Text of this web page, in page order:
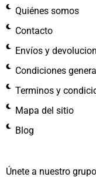
Quiénes somos
Contacto
Envíos y
Condiciones
Terminos y
Mapa del sitio
Blog
Únete a nuestro